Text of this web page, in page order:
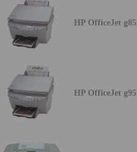
HP OfficeJet
HP OfficeJet g95